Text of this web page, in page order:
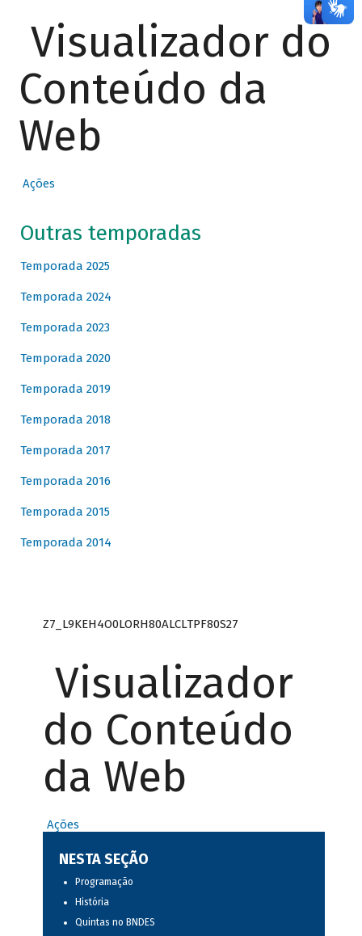
Visualizador do
Conteúdo da
Web
Ações
Outras temporadas
Temporada 2025
Temporada 2024
Temporada 2023
Temporada 2020
Temporada 2019
Temporada 2018
Temporada 2017
Temporada 2016
Temporada 2015
Temporada 2014
Z7_L9KEH4O0LORH80ALCLTPF80S27
Visualizador
do Conteúdo
da Web
Ações
NESTA SEÇÃO
Programação
História
Quintas no BNDES